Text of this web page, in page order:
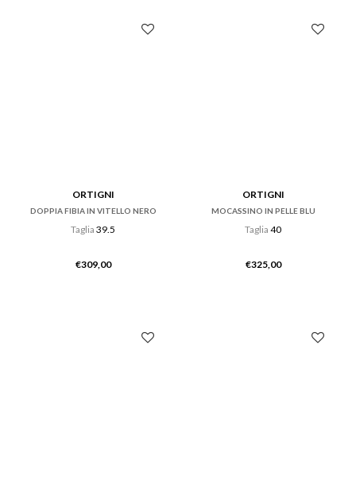
ORTIGNI
DOPPIA FIBIA IN VITELLO NERO
Taglia 39.5
€309,00
ORTIGNI
MOCASSINO IN PELLE BLU
Taglia 40
€325,00